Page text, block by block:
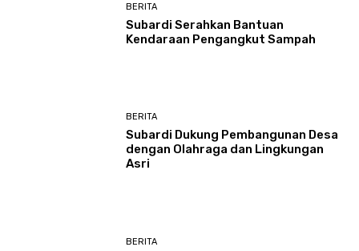
BERITA
Subardi Serahkan Bantuan
Kendaraan Pengangkut Sampah
BERITA
Subardi Dukung Pembangunan Desa
dengan Olahraga dan Lingkungan
Asri
BERITA